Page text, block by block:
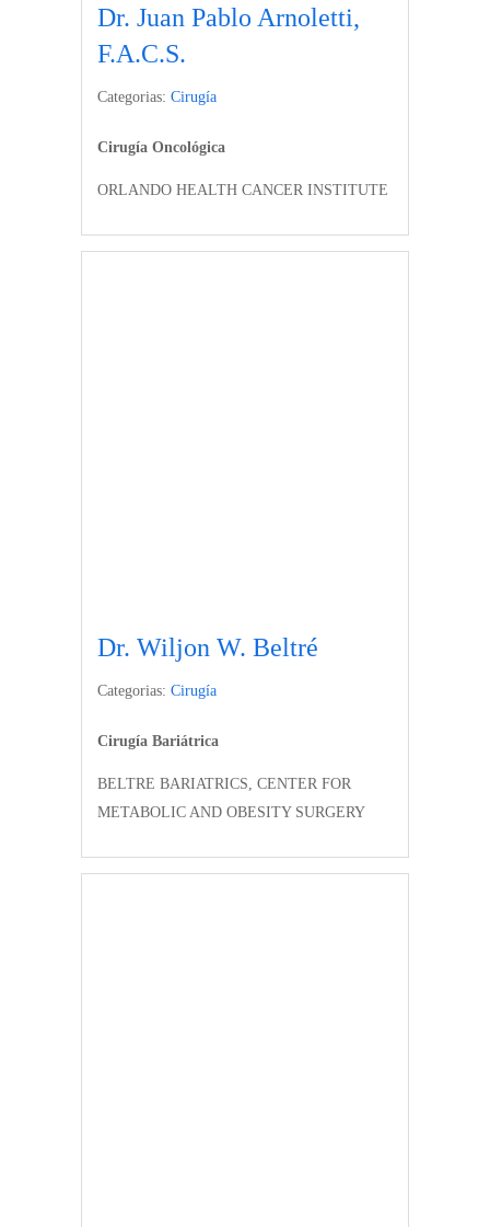
Dr. Juan Pablo Arnoletti,
F.A.C.S.
Categorias: Cirugía
Cirugía Oncológica
ORLANDO HEALTH CANCER INSTITUTE
Dr. Wiljon W. Beltré
Categorias: Cirugía
Cirugía Bariátrica
BELTRE BARIATRICS, CENTER FOR
METABOLIC AND OBESITY SURGERY